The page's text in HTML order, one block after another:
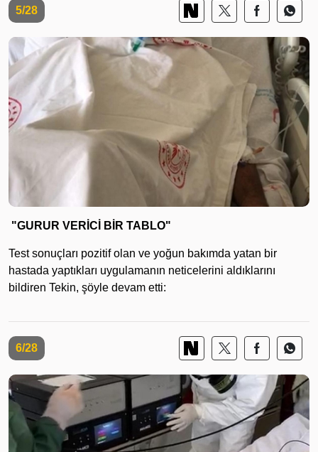
5/28
"GURUR VERİCİ BİR TABLO"
Test sonuçları pozitif olan ve yoğun bakımda yatan bir
hastada yaptıkları uygulamanın neticelerini aldıklarını
bildiren Tekin, şöyle devam etti:
6/28